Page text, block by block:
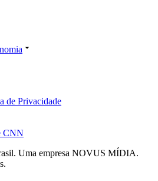
de Privacidade
CNN
Uma empresa NOVUS MÍDIA.